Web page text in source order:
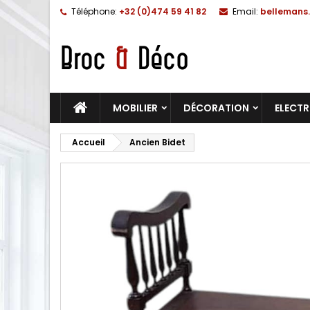
Téléphone: +32 (0)474 59 41 82 Email:
MOBILIER DÉCORATION
Accueil Ancien Bidet